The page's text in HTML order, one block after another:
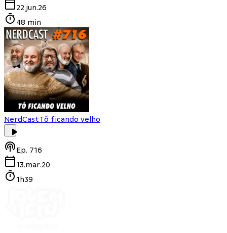
22.jun.26
48 min
NerdCastTô ficando velho
Ep. 716
13.mar.20
1h39